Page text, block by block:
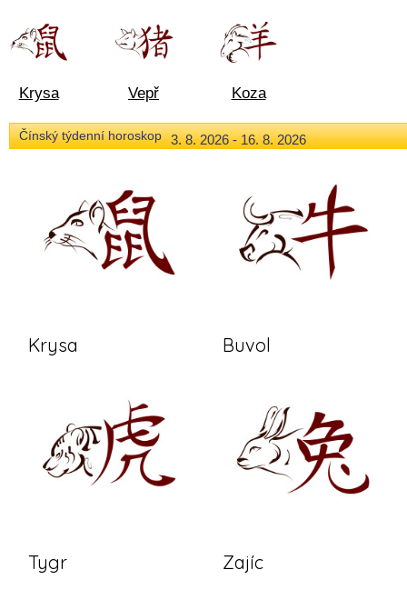
Krysa Vepř Koza
Čínský týdenní horoskop 3. 8. 2026 - 16. 8. 2026
Krysa Buvol
Tygr Zajíc